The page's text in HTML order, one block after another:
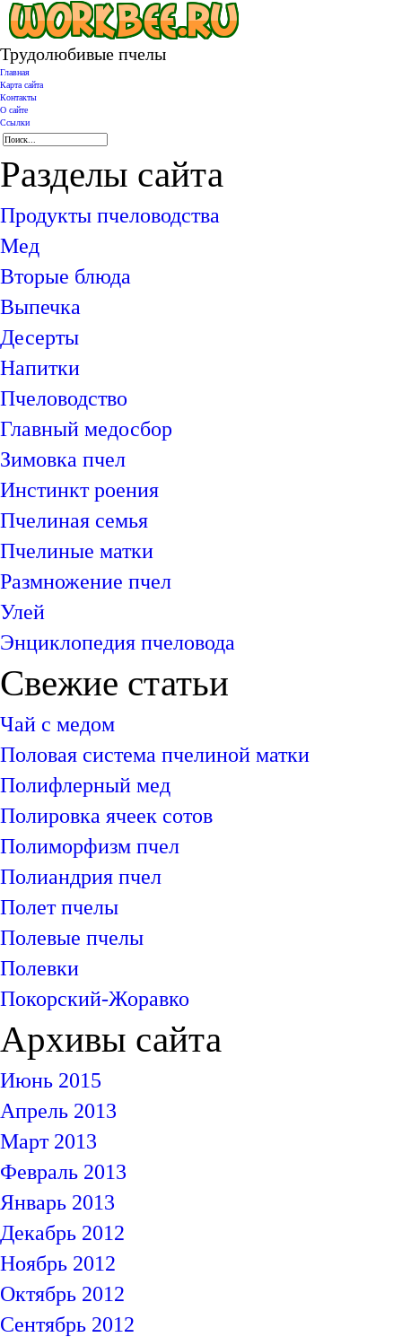
Трудолюбивые пчелы
Главная
Карта сайта
Контакты
О сайте
Ссылки
Разделы сайта
Продукты пчеловодства
Мед
Вторые блюда
Выпечка
Десерты
Напитки
Пчеловодство
Главный медосбор
Зимовка пчел
Инстинкт роения
Пчелиная семья
Пчелиные матки
Размножение пчел
Улей
Энциклопедия пчеловода
Свежие статьи
Чай с медом
Половая система пчелиной матки
Полифлерный мед
Полировка ячеек сотов
Полиморфизм пчел
Полиандрия пчел
Полет пчелы
Полевые пчелы
Полевки
Покорский-Жоравко
Архивы сайта
Июнь 2015
Апрель 2013
Март 2013
Февраль 2013
Январь 2013
Декабрь 2012
Ноябрь 2012
Октябрь 2012
Сентябрь 2012